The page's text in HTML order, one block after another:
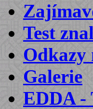
Test
Odkazy
Galerie
EDDA -